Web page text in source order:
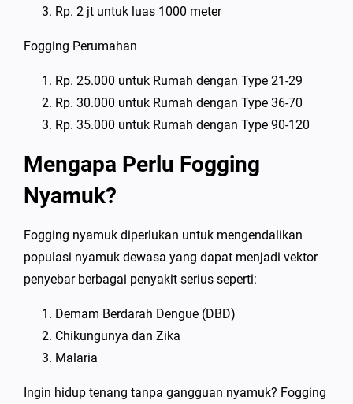
Rp. 2 jt untuk luas 1000 meter
Fogging Perumahan
Rp. 25.000 untuk Rumah dengan Type 21-29
Rp. 30.000 untuk Rumah dengan Type 36-70
Rp. 35.000 untuk Rumah dengan Type 90-120
Mengapa Perlu Fogging
Nyamuk?
Fogging nyamuk diperlukan untuk mengendalikan
populasi nyamuk dewasa yang dapat menjadi vektor
penyebar berbagai penyakit serius seperti:
Demam Berdarah Dengue (DBD)
Chikungunya dan Zika
Malaria
Ingin hidup tenang tanpa gangguan nyamuk? Fogging